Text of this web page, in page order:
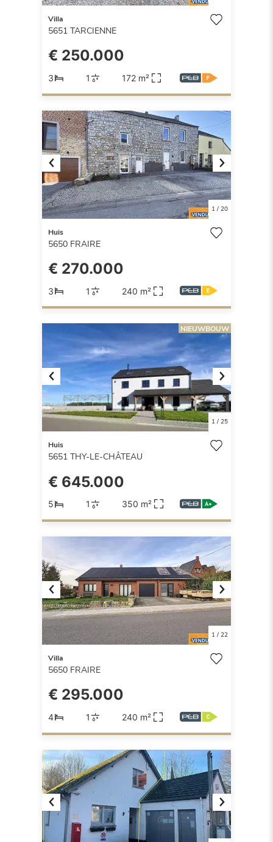
Villa
5651 TARCIENNE
€ 250.000
3 1 172 m²
Previous Next
1/ 20
Huis
5650 FRAIRE
€ 270.000
3 1 240 m²
Previous Next
1/ 25
NIEUWBOUW
Huis
5651 THY-LE-CHÂTEAU
€ 645.000
5 1 350 m²
Previous Next
1/ 22
Villa
5650 FRAIRE
€ 295.000
4 1 240 m²
Previous Next